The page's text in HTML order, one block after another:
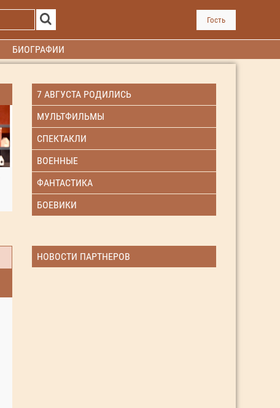
Гость
БИОГРАФИИ
7 АВГУСТА РОДИЛИСЬ
МУЛЬТФИЛЬМЫ
СПЕКТАКЛИ
ВОЕННЫЕ
ФАНТАСТИКА
БОЕВИКИ
НОВОСТИ ПАРТНЕРОВ